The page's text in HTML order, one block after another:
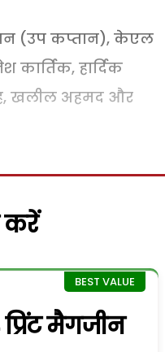
(उप कप्तान), केएल
कार्तिक, हार्दिक
खलील अहमद और
करें
मैगजीन